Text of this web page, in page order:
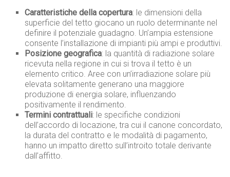
Caratteristiche della copertura: le dimensioni della
superficie del tetto giocano un ruolo determinante nel
definire il potenziale guadagno. Un’ampia estensione
consente l’installazione di impianti più ampi e produttivi.
Posizione geografica: la quantità di radiazione solare
ricevuta nella regione in cui si trova il tetto è un
elemento critico. Aree con un’irradiazione solare più
elevata solitamente generano una maggiore
produzione di energia solare, influenzando
positivamente il rendimento.
Termini contrattuali: le specifiche condizioni
dell’accordo di locazione, tra cui il canone concordato,
la durata del contratto e le modalità di pagamento,
hanno un impatto diretto sull’introito totale derivante
dall’affitto.